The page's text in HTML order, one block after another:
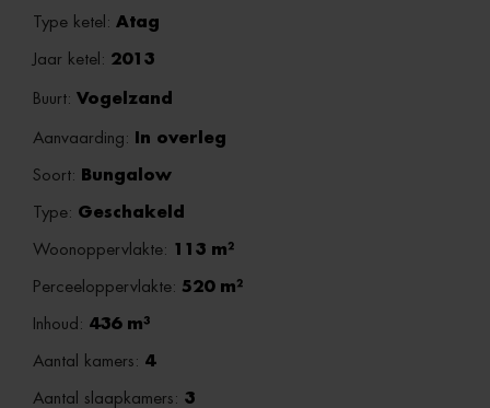
Type ketel: Atag
Jaar ketel: 2013
Buurt: Vogelzand
Aanvaarding: In overleg
Soort: Bungalow
Type: Geschakeld
Woonoppervlakte: 113 m²
Perceeloppervlakte: 520 m²
Inhoud: 436 m³
Aantal kamers: 4
Aantal slaapkamers: 3